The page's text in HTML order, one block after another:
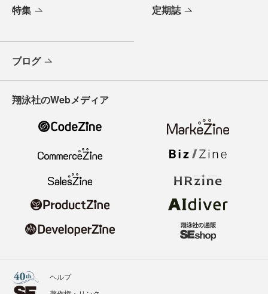
特集 定期誌
ブログ
翔泳社のWebメディア
ヘルプ